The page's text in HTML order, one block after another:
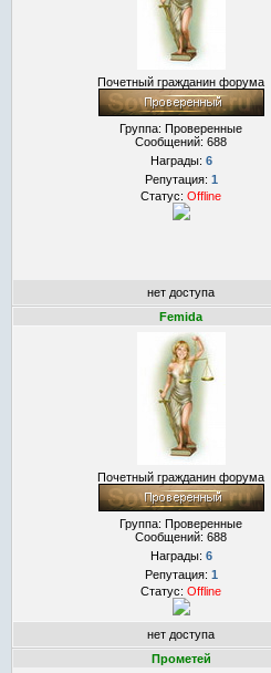
Почетный гражданин форума
Группа: Проверенные
Сообщений: 688
Награды: 6
Репутация: 1
Статус: Offline
нет доступа
Femida
Почетный гражданин форума
Группа: Проверенные
Сообщений: 688
Награды: 6
Репутация: 1
Статус: Offline
нет доступа
Прометей